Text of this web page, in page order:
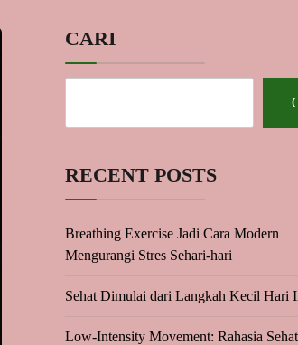
CARI
RECENT POSTS
Breathing Exercise Jadi Cara Modern
Mengurangi Stres Sehari-hari
Sehat Dimulai dari Langkah Kecil Hari
Low-Intensity Movement: Rahasia